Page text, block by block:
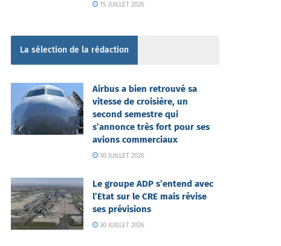
15 JUILLET 2026
La sélection de la rédaction
Airbus a bien retrouvé sa
vitesse de croisière, un
second semestre qui
s’annonce très fort pour ses
avions commerciaux
30 JUILLET 2026
Le groupe ADP s’entend avec
l’Etat sur le CRE mais révise
ses prévisions
30 JUILLET 2026